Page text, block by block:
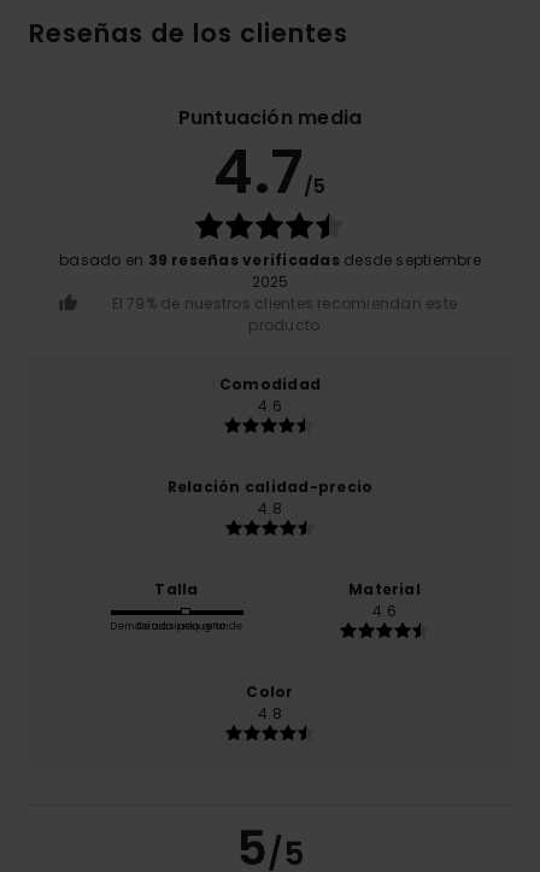
Reseñas de los clientes
Puntuación media
4.7/5
basado en 39 reseñas verificadas desde septiembre
2025
El 79% de nuestros clientes recomiendan este
producto
Comodidad
4.6
Relación calidad-precio
4.8
Talla
Demasiado pequeño
Demasiado grande
Material
4.6
Color
4.8
5/5